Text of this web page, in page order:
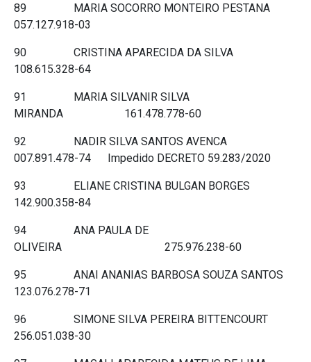
89 MARIA SOCORRO MONTEIRO PESTANA
057.127.918-03
90 CRISTINA APARECIDA DA SILVA
108.615.328-64
91 MARIA SILVANIR SILVA
MIRANDA 161.478.778-60
92 NADIR SILVA SANTOS AVENCA
007.891.478-74 Impedido DECRETO 59.283/2020
93 ELIANE CRISTINA BULGAN BORGES
142.900.358-84
94 ANA PAULA DE
OLIVEIRA 275.976.238-60
95 ANAI ANANIAS BARBOSA SOUZA SANTOS
123.076.278-71
96 SIMONE SILVA PEREIRA BITTENCOURT
256.051.038-30